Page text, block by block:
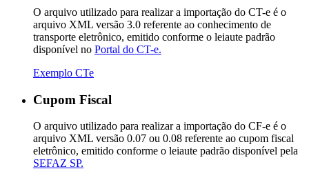
O arquivo utilizado para realizar a importação do CT-e é o
arquivo XML versão 3.0 referente ao conhecimento de
transporte eletrônico, emitido conforme o leiaute padrão
disponível no Portal do CT-e.
Exemplo CTe
Cupom Fiscal
O arquivo utilizado para realizar a importação do CF-e é o
arquivo XML versão 0.07 ou 0.08 referente ao cupom fiscal
eletrônico, emitido conforme o leiaute padrão disponível pela
SEFAZ SP.